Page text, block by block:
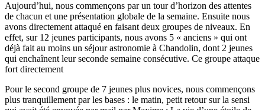
Aujourd’hui, nous commençons par un tour d’horizon des attentes
de chacun et une présentation globale de la semaine. Ensuite nous
avons directement attaqué en faisant deux groupes de niveaux. En
effet, sur 12 jeunes participants, nous avons 5 « anciens » qui ont
déjà fait au moins un séjour astronomie à Chandolin, dont 2 jeunes
qui enchaînent leur seconde semaine consécutive. Ce groupe attaque
fort directement
Pour le second groupe de 7 jeunes plus novices, nous commençons
plus tranquillement par les bases : le matin, petit retour sur la sensi